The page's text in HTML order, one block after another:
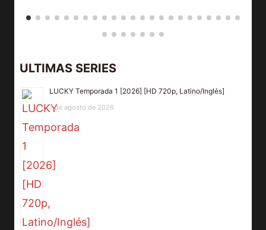
ULTIMAS SERIES
LUCKY Temporada 1 [2026] [HD 720p, Latino/Inglés]
7 de agosto de 2026